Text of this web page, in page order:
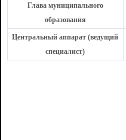
Глава муниципального
образования
Центральный аппарат (ведущий
специалист)